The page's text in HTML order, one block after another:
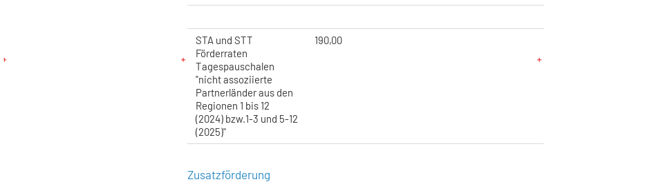
STA und STT
Förderraten
Tagespauschalen
"nicht assoziierte
Partnerländer aus den
Regionen 1 bis 12
(2024) bzw.1-3 und 5-12
(2025)"
190,00
Zusatzförderung